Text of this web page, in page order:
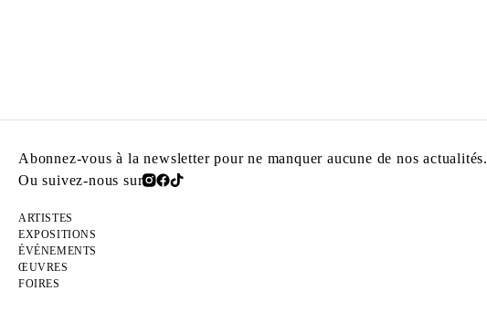
Abonnez-vous à la newsletter pour ne manquer aucune de nos actualités.
Ou suivez-nous sur
ARTISTES
EXPOSITIONS
ÉVÉNEMENTS
ŒUVRES
FOIRES